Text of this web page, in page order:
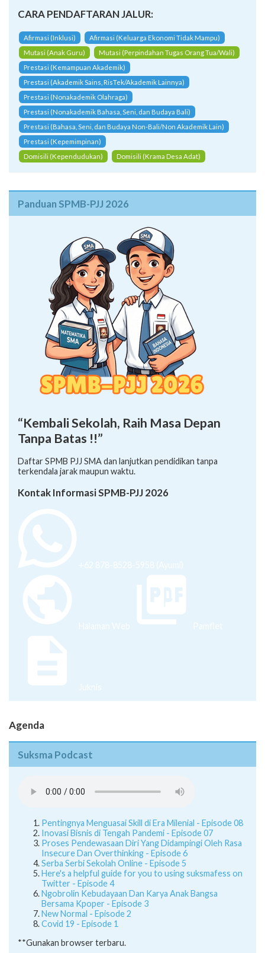
CARA PENDAFTARAN JALUR:
Afirmasi (Inklusi)
Afirmasi (Keluarga Ekonomi Tidak Mampu)
Mutasi (Anak Guru)
Mutasi (Perpindahan Tugas Orang Tua/Wali)
Prestasi (Kemampuan Akademik)
Prestasi (Akademik Sains, RisTek/Akademik Lainnya)
Prestasi (Nonakademik Olahraga)
Prestasi (Nonakademik Bahasa, Seni, dan Budaya Bali)
Prestasi (Bahasa, Seni, dan Budaya Non-Bali/Non Akademik Lain)
Prestasi (Kepemimpinan)
Domisili (Kependudukan)
Domisili (Krama Desa Adat)
Panduan SPMB-PJJ 2026
“Kembali Sekolah, Raih Masa Depan
Tanpa Batas !!”
Daftar SPMB PJJ SMA dan lanjutkan pendidikan tanpa
terkendala jarak maupun waktu.
Kontak Informasi SPMB-PJJ 2026
+62 878-8528-5958 (Ayumi)
Halaman Web Pamflet
Juknis
Agenda
Suksma Podcast
Pentingnya Menguasai Skill di Era Milenial - Episode 08
Inovasi Bisnis di Tengah Pandemi - Episode 07
Proses Pendewasaan Diri Yang Didampingi Oleh Rasa
Insecure Dan Overthinking - Episode 6
Serba Serbi Sekolah Online - Episode 5
Here's a helpful guide for you to using suksmafess on
Twitter - Episode 4
Ngobrolin Kebudayaan Dan Karya Anak Bangsa
Bersama Kpoper - Episode 3
New Normal - Episode 2
Covid 19 - Episode 1
**Gunakan browser terbaru.